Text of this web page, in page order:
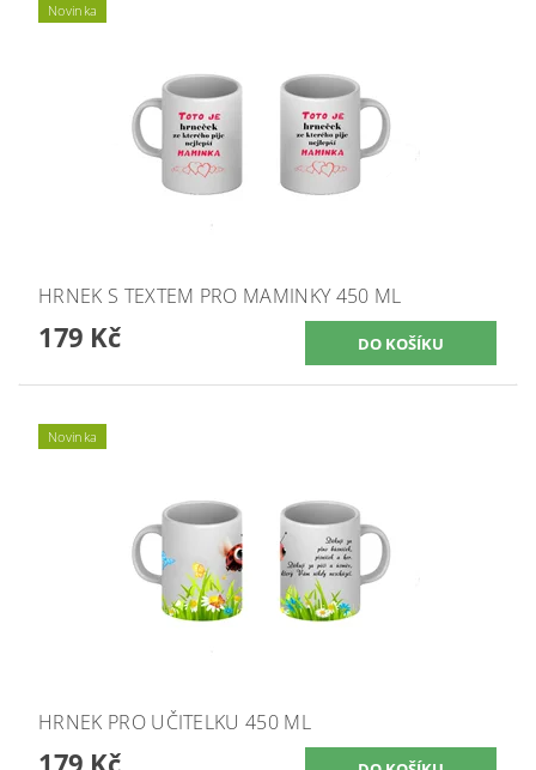
Novinka
HRNEK S TEXTEM PRO MAMINKY 450 ML
179 Kč
Novinka
HRNEK PRO UČITELKU 450 ML
179 Kč